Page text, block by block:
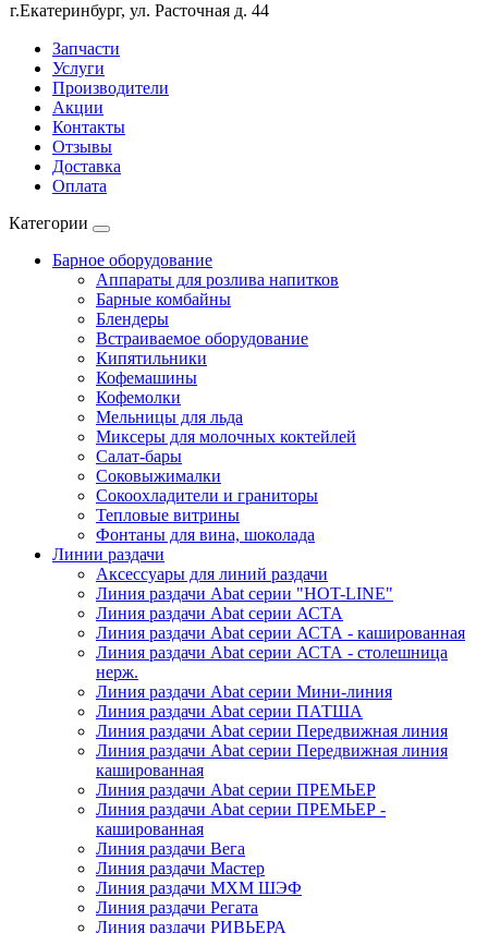
г.Екатеринбург, ул. Расточная д. 44
Запчасти
Услуги
Производители
Акции
Контакты
Отзывы
Доставка
Оплата
Категории
Барное оборудование
Аппараты для розлива напитков
Барные комбайны
Блендеры
Встраиваемое оборудование
Кипятильники
Кофемашины
Кофемолки
Мельницы для льда
Миксеры для молочных коктейлей
Салат-бары
Соковыжималки
Сокоохладители и граниторы
Тепловые витрины
Фонтаны для вина, шоколада
Линии раздачи
Аксессуары для линий раздачи
Линия раздачи Abat серии "HOT-LINE"
Линия раздачи Abat серии АСТА
Линия раздачи Abat серии АСТА - кашированная
Линия раздачи Abat серии АСТА - столешница
нерж.
Линия раздачи Abat серии Мини-линия
Линия раздачи Abat серии ПАТША
Линия раздачи Abat серии Передвижная линия
Линия раздачи Abat серии Передвижная линия
кашированная
Линия раздачи Abat серии ПРЕМЬЕР
Линия раздачи Abat серии ПРЕМЬЕР -
кашированная
Линия раздачи Вега
Линия раздачи Мастер
Линия раздачи МХМ ШЭФ
Линия раздачи Регата
Линия раздачи РИВЬЕРА